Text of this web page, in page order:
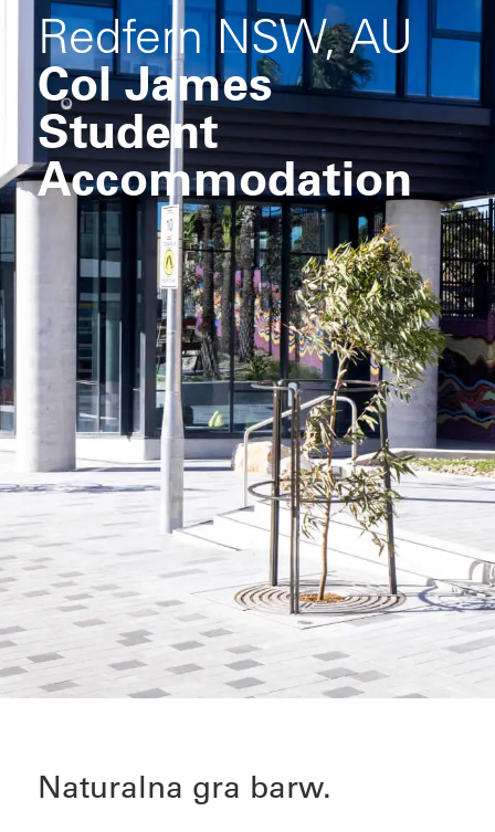
Redfern NSW, AU
Col James
Student
Accommodation
Naturalna gra barw.